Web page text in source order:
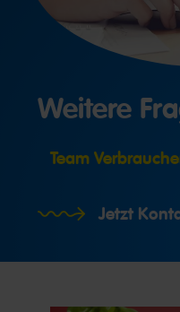
Weitere
Team
Jetzt